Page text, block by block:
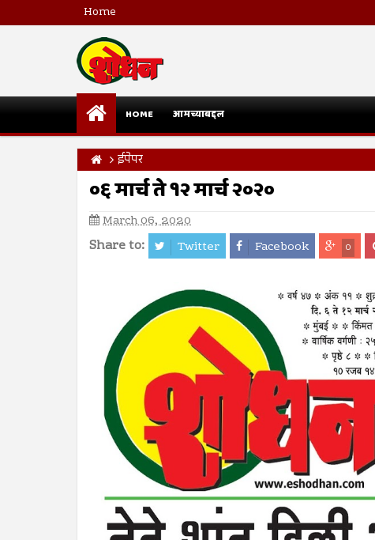
Home
HOME आमच्याबद्दल
ईपेपर
०६ मार्च ते १२ मार्च २०२०
March 06, 2020
Share to: Twitter Facebook 0